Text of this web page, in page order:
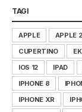
TAGI
APPLE APPLE
CUPERTINO
IOS 12
IPAD
IPHONE 8
IPHONE XR